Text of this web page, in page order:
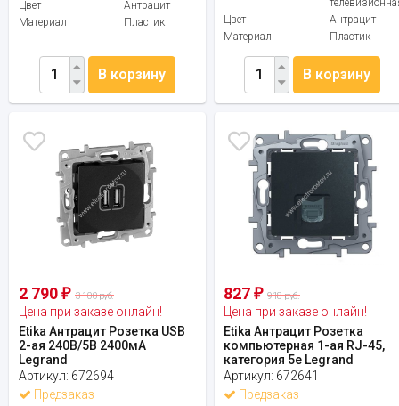
Цвет
Антрацит
Материал
Пластик
В корзину
Цвет
Антрацит
Материал
Пластик
В корзину
2 790 ₽ 3 100 руб.
Цена при заказе онлайн!
Etika Антрацит Розетка USB
2-ая 240В/5В 2400мА
Legrand
Артикул: 672694
Предзаказ
827₽ 918 руб.
Цена при заказе онлайн!
Etika Антрацит Розетка
компьютерная 1-ая RJ-45,
категория 5e Legrand
Артикул: 672641
Предзаказ